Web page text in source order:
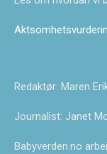
Redaktør: Maren
Journalist: Janet
Babyverden.no